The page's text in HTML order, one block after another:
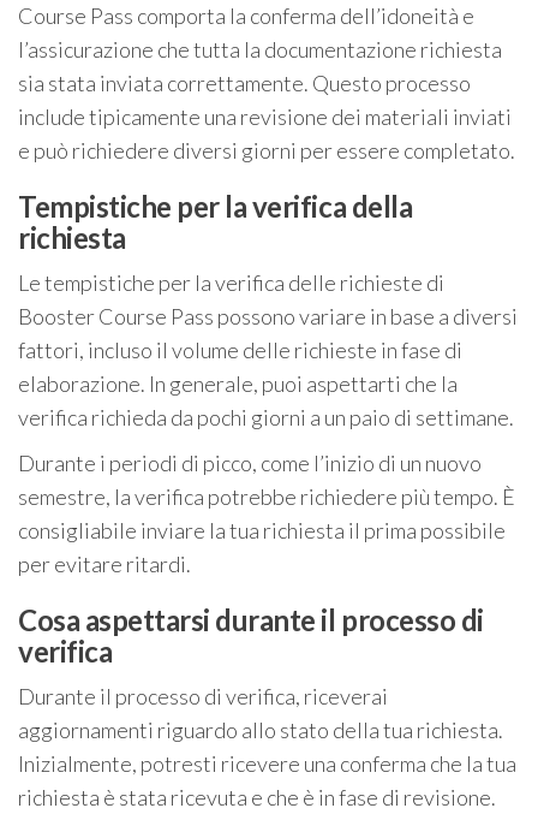
Course Pass comporta la conferma dell’idoneità e
l’assicurazione che tutta la documentazione richiesta
sia stata inviata correttamente. Questo processo
include tipicamente una revisione dei materiali inviati
e può richiedere diversi giorni per essere completato.
Tempistiche per la verifica della
richiesta
Le tempistiche per la verifica delle richieste di
Booster Course Pass possono variare in base a diversi
fattori, incluso il volume delle richieste in fase di
elaborazione. In generale, puoi aspettarti che la
verifica richieda da pochi giorni a un paio di settimane.
Durante i periodi di picco, come l’inizio di un nuovo
semestre, la verifica potrebbe richiedere più tempo. È
consigliabile inviare la tua richiesta il prima possibile
per evitare ritardi.
Cosa aspettarsi durante il processo di
verifica
Durante il processo di verifica, riceverai
aggiornamenti riguardo allo stato della tua richiesta.
Inizialmente, potresti ricevere una conferma che la tua
richiesta è stata ricevuta e che è in fase di revisione.